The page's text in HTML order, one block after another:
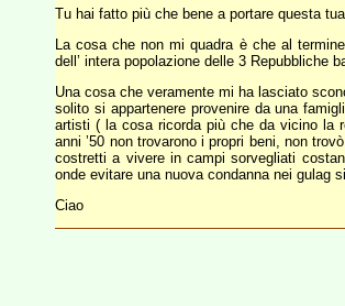
Tu hai fatto più che bene a portare questa
La cosa che non mi quadra è che al
dell’ intera popolazione delle 3 Repubbliche
Una cosa che veramente mi ha lasciato
solito si appartenere provenire da una
artisti ( la cosa ricorda più che da vicino la
anni ’50 non trovarono i propri beni, non
costretti a vivere in campi sorvegliati
onde evitare una nuova condanna nei
Ciao